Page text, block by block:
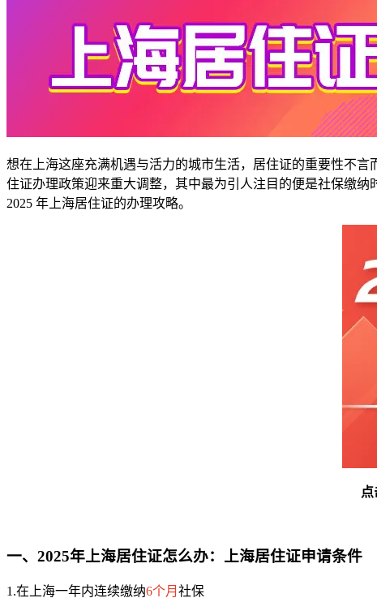
想在上海这座充满机遇与活力的城市生活，居住证的重要性不言
住证办理政策迎来重大调整，其中最为引人注目的便是社保缴
2025 年上海居住证的办理攻略。
点
一、2025年上海居住证怎么办：上海居住证申请条件
1.在上海一年内连续缴纳6个月 社保